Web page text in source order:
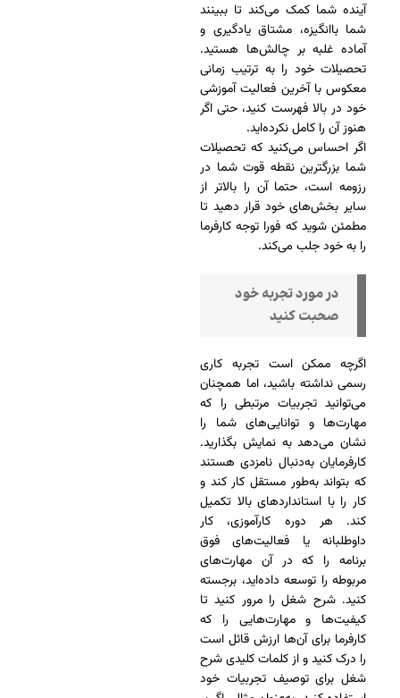
آینده شما کمک می‌کند تا ببینند
شما باانگیزه، مشتاق یادگیری و
آماده غلبه بر چالش‌ها هستید.
تحصیلات خود را به ترتیب زمانی
معکوس با آخرین فعالیت آموزشی
خود در بالا فهرست کنید، حتی اگر
هنوز آن را کامل نکرده‌اید.
اگر احساس می‌کنید که تحصیلات
شما بزرگترین نقطه قوت شما در
رزومه است، حتما آن را بالاتر از
سایر بخش‌های خود قرار دهید تا
مطمئن شوید که فورا توجه کارفرما
را به خود جلب می‌کند.
در مورد تجربه خود
صحبت کنید
اگرچه ممکن است تجربه کاری
رسمی نداشته باشید، اما همچنان
‌می‌توانید تجربیات مرتبطی را که
مهارت‌ها و توانایی‌های شما را
نشان می‌دهد به نمایش بگذارید.
کارفرمایان به‌دنبال نامزدی هستند
که بتواند به‌طور مستقل کار کند و
کار را با استانداردهای بالا تکمیل
کند. هر دوره کارآموزی، کار
داوطلبانه یا فعالیت‌های فوق
برنامه را که در آن مهارت‌های
مربوطه را توسعه داده‌اید، برجسته
کنید. شرح شغل را مرور کنید تا
کیفیت‌ها و مهارت‌هایی را که
کارفرما برای آن‌ها ارزش قائل است
را درک کنید و از کلمات کلیدی شرح
شغل برای توصیف تجربیات خود